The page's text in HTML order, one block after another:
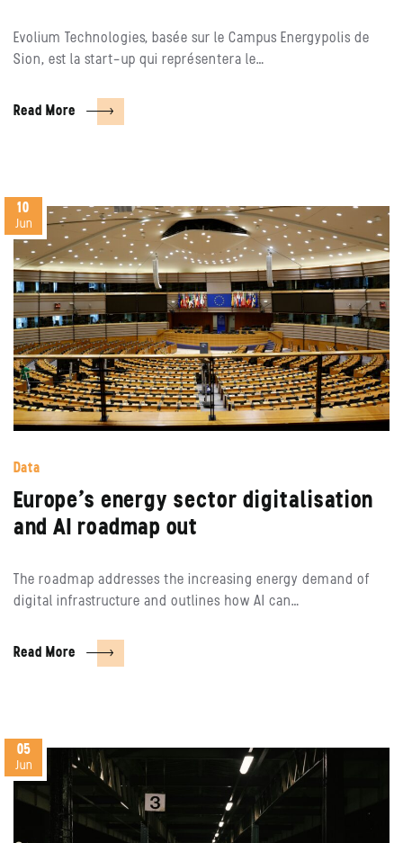
Evolium Technologies, basée sur le Campus Energypolis de
Sion, est la start-up qui représentera le…
Read More
10
Jun
Data
Europe’s energy sector digitalisation
and AI roadmap out
The roadmap addresses the increasing energy demand of
digital infrastructure and outlines how AI can…
Read More
05
Jun